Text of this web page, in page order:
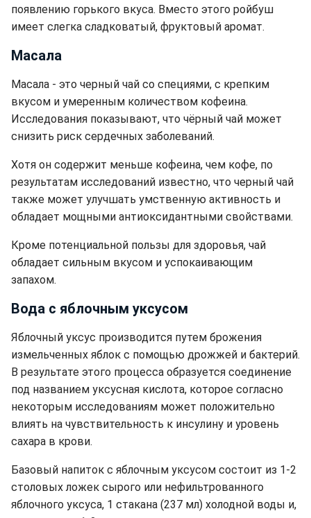
появлению горького вкуса. Вместо этого ройбуш
имеет слегка сладковатый, фруктовый аромат.
Масала
Масала - это черный чай со специями, с крепким
вкусом и умеренным количеством кофеина.
Исследования показывают, что чёрный чай может
снизить риск сердечных заболеваний.
Хотя он содержит меньше кофеина, чем кофе, по
результатам исследований известно, что черный чай
также может улучшать умственную активность и
обладает мощными антиоксидантными свойствами.
Кроме потенциальной пользы для здоровья, чай
обладает сильным вкусом и успокаивающим
запахом.
Вода с яблочным уксусом
Яблочный уксус производится путем брожения
измельченных яблок с помощью дрожжей и бактерий.
В результате этого процесса образуется соединение
под названием уксусная кислота, которое согласно
некоторым исследованиям может положительно
влиять на чувствительность к инсулину и уровень
сахара в крови.
Базовый напиток с яблочным уксусом состоит из 1-2
столовых ложек сырого или нефильтрованного
яблочного уксуса, 1 стакана (237 мл) холодной воды и,